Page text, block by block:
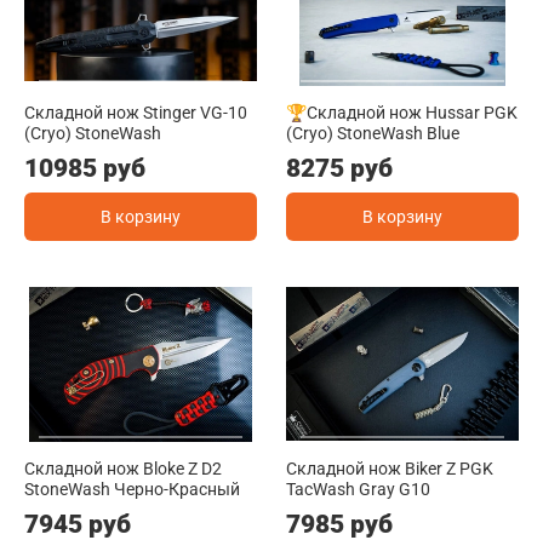
Складной нож Stinger VG-10
(Cryo) StoneWash
10985 руб
В корзину
🏆Складной нож Hussar PGK
(Cryo) StoneWash Blue
8275 руб
В корзину
Складной нож Bloke Z D2
StoneWash Черно-Красный
7945 руб
Складной нож Biker Z PGK
TacWash Gray G10
7985 руб